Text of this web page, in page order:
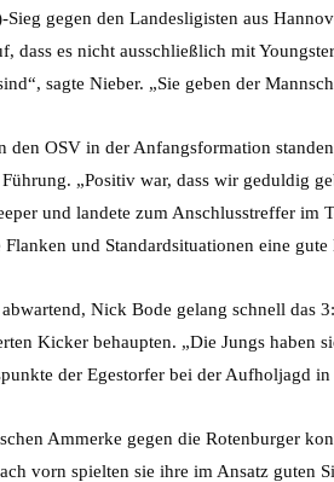
gegen den Landesligisten aus
dass es nicht ausschließlich mit
sagte Nieber. „Sie geben der
OSV in der Anfangsformation
„Positiv war, dass wir geduldig
und landete zum Anschlusstreffer
und Standardsituationen eine
Nick Bode gelang schnell
Kicker behaupten. „Die Jungs haben
der Egestorfer bei der Aufholjagd
Ammerke gegen die Rotenburger
vorn spielten sie ihre im Ansatz guten